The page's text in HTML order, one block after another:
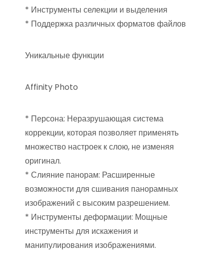
* Инструменты селекции и выделения
* Поддержка различных форматов файлов
Уникальные функции
Affinity Photo
* Персона: Неразрушающая система
коррекции, которая позволяет применять
множество настроек к слою, не изменяя
оригинал.
* Слияние панорам: Расширенные
возможности для сшивания панорамных
изображений с высоким разрешением.
* Инструменты деформации: Мощные
инструменты для искажения и
манипулирования изображениями.